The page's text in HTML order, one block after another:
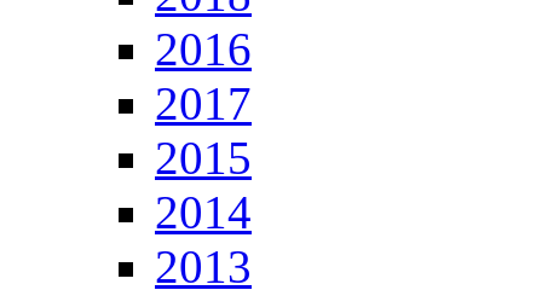
2016
2017
2015
2014
2013